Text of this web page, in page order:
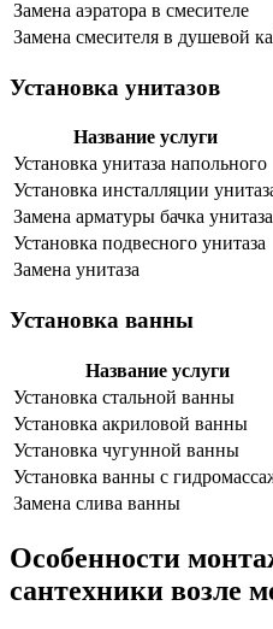
Замена аэратора в смесителе
Замена смесителя в душевой
Установка унитазов
Название услуги
Установка унитаза напольного
Установка инсталляции
Замена арматуры бачка унитаза
Установка подвесного унитаза
Замена унитаза
Установка ванны
Название услуги
Установка стальной ванны
Установка акриловой ванны
Установка чугунной ванны
Установка ванны с
Замена слива ванны
Особенности
сантехники возле